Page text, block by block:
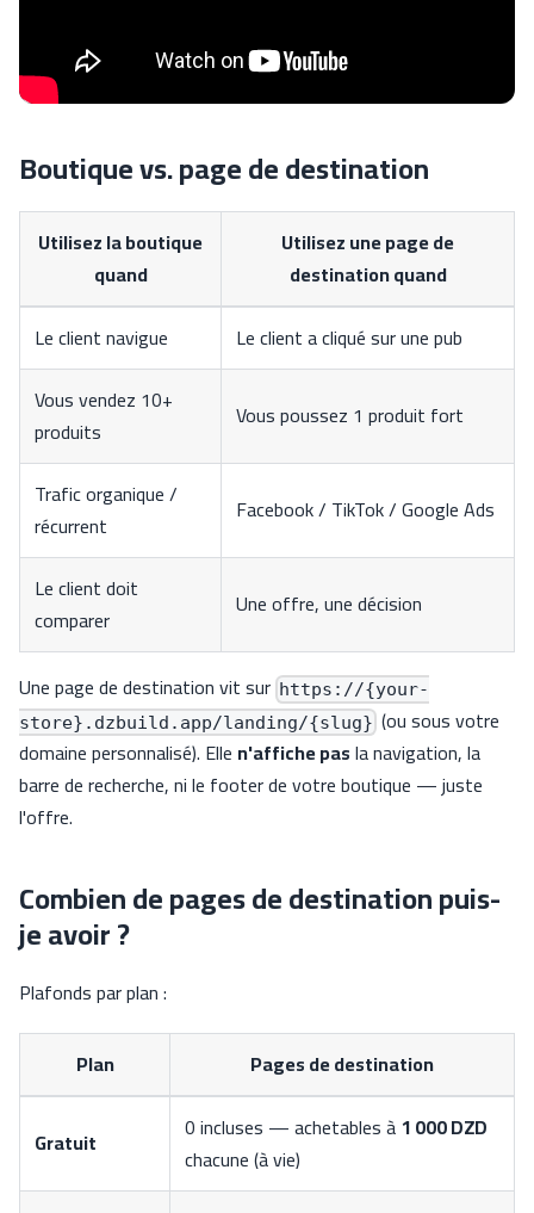
Boutique vs. page de destination
Utilisez la boutique
quand
Utilisez une page de
destination quand
Le client navigue
Le client a cliqué sur une pub
Vous vendez 10+
produits
Vous poussez 1 produit fort
Trafic organique /
récurrent
Facebook / TikTok / Google Ads
Le client doit
comparer
Une offre, une décision
Une page de destination vit sur https://{your-
store}.dzbuild.app/landing/{slug} (ou sous votre
domaine personnalisé). Elle n'affiche pasla navigation, la
barre de recherche, ni le footer de votre boutique — juste
l'offre.
Combien de pages de destination puis-
je avoir ?
Plafonds par plan :
Plan
Pages de destination
Gratuit 0 incluses — achetables à 1 000 DZD
chacune (à vie)